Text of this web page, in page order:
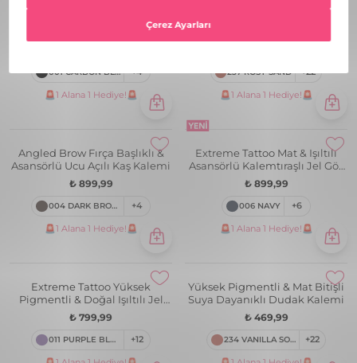
Smoky Eyes Mat Bitişli & Suya
Dayanıklı Sünger Başlıklı Göz
Kalemi
001 CARBON BLACK +4
🚨1 Alana 1 Hediye!🚨
Yüksek Pigmentli & Mat Bitişli
Suya Dayanıklı Dudak Kalemi
237 ROSY SAND +22
🚨1 Alana 1 Hediye!🚨
Angled Brow Fırça Başlıklı &
Asansörlü Ucu Açılı Kaş Kalemi
₺ 899,99
004 DARK BROWN +4
🚨1 Alana 1 Hediye!🚨
Extreme Tattoo Mat & Işıltılı
Asansörlü Kalemtıraşlı Jel Göz
Kalemi & Far Stick
₺ 899,99
006 NAVY +6
🚨1 Alana 1 Hediye!🚨
Extreme Tattoo Yüksek
Pigmentli & Doğal Işıltılı Jel
Göz Kalemi
₺ 799,99
011 PURPLE BLAZE +12
Yüksek Pigmentli & Mat Bitişli
Suya Dayanıklı Dudak Kalemi
₺ 469,99
234 VANILLA SOUFLE +22